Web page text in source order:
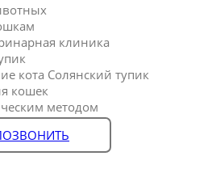
клиника
кота Солянский тупик
кошек
методом